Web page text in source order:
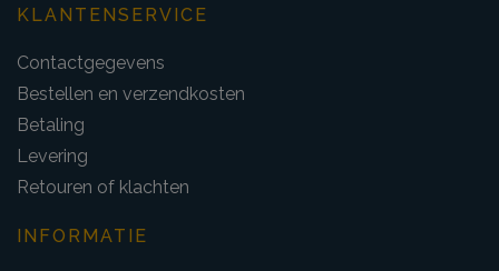
KLANTENSERVICE
Contactgegevens
Bestellen en verzendkosten
Betaling
Levering
Retouren of klachten
INFORMATIE